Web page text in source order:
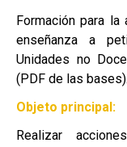
Formación para
enseñanza a
Unidades no
(PDF de las bases).
Objeto principal:
Realizar